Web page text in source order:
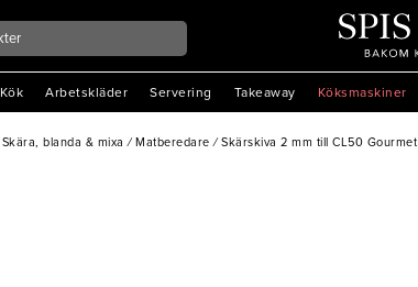
Kök Arbetskläder Servering Takeaway Köksmaskiner
Skära, blanda & mixa / Matberedare / Skärskiva 2 mm till CL50 Gourmet